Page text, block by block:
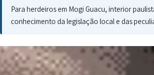
Para herdeiros em Mogi Guacu, interior
conhecimento da legislação local e das